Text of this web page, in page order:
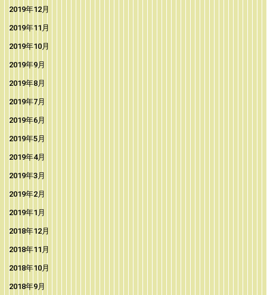
2019年12月
2019年11月
2019年10月
2019年9月
2019年8月
2019年7月
2019年6月
2019年5月
2019年4月
2019年3月
2019年2月
2019年1月
2018年12月
2018年11月
2018年10月
2018年9月